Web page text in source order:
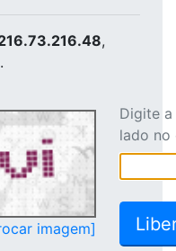
,
imagem]
Digite
lado no